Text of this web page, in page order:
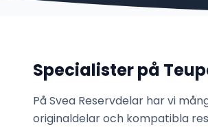
Specialister på
På Svea Reservdelar har vi
originaldelar och kompatibla